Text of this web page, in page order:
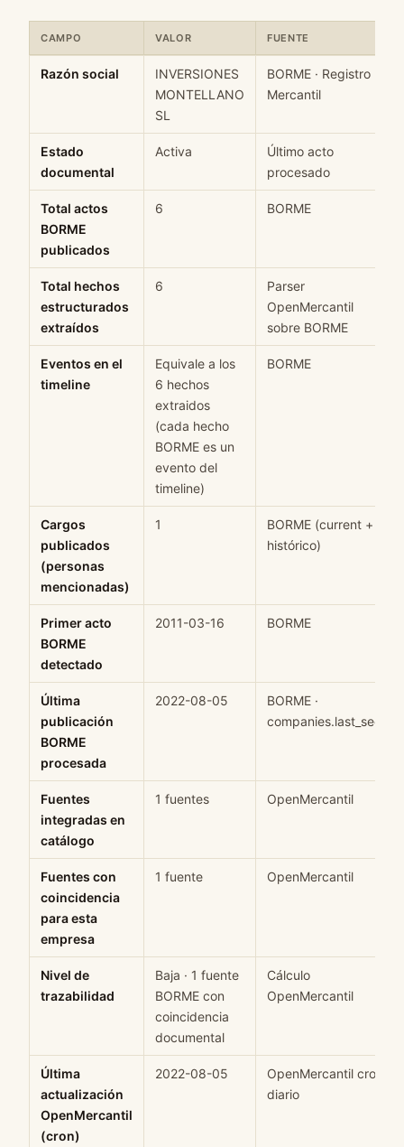
CAMPO VALOR FUENTE
Razón social
INVERSIONES
MONTELLANO
SL
BORME · Registro
Mercantil
Estado
documental
Activa
Último acto
procesado
Total actos
BORME
publicados
6 BORME
Total hechos
estructurados
extraídos
6
Parser
OpenMercantil
sobre BORME
Eventos en el
timeline
Equivale a los
6 hechos
extraidos
(cada hecho
BORME es un
evento del
timeline)
BORME
Cargos
publicados
(personas
mencionadas)
1
BORME (current +
histórico)
Primer acto
BORME
detectado
2011-03-16 BORME
Última
publicación
BORME
procesada
2022-08-05
BORME ·
companies.last_seen
Fuentes
integradas en
catálogo
1 fuentes OpenMercantil
Fuentes con
coincidencia
para esta
empresa
1 fuente OpenMercantil
Nivel de
trazabilidad
Baja · 1 fuente
BORME con
coincidencia
documental
Cálculo
OpenMercantil
Última
actualización
OpenMercantil
(cron)
2022-08-05
OpenMercantil cron
diario